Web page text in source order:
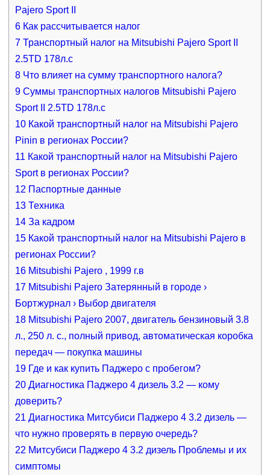
Pajero Sport II
6Как рассчитывается налог
7Транспортный налог на Mitsubishi Pajero Sport II
2.5TD 178л.с
8Что влияет на сумму транспортного налога?
9Суммы транспортных налогов Mitsubishi Pajero
Sport II 2.5TD 178л.с
10Какой транспортный налог на Mitsubishi Pajero
Pinin в регионах России?
11Какой транспортный налог на Mitsubishi Pajero
Sport в регионах России?
12Паспортные данные
13Техника
14За кадром
15Какой транспортный налог на Mitsubishi Pajero в
регионах России?
16Mitsubishi Pajero , 1999 г.в
17Mitsubishi Pajero Затерянный в городе ›
Бортжурнал › Выбор двигателя
18Mitsubishi Pajero 2007, двигатель бензиновый 3.8
л., 250 л. с., полный привод, автоматическая коробка
передач — покупка машины
19Где и как купить Паджеро с пробегом?
20Диагностика Паджеро 4 дизель 3.2 — кому
доверить?
21Диагностика Митсубиси Паджеро 4 3.2 дизель —
что нужно проверять в первую очередь?
22Митсубиси Паджеро 4 3.2 дизель Проблемы и их
симптомы